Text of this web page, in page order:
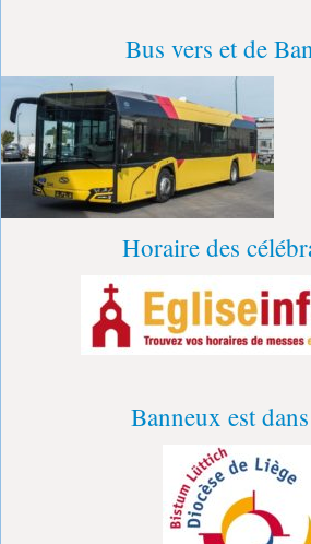
Bus vers et de
Horaire des
Banneux est